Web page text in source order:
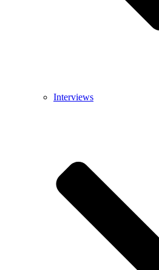
Interviews